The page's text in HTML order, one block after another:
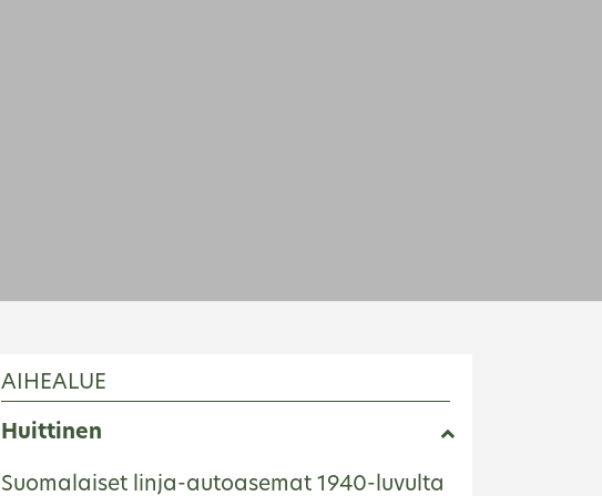
AIHEALUE
Huittinen
Suomalaiset linja-autoasemat 1940-luvulta